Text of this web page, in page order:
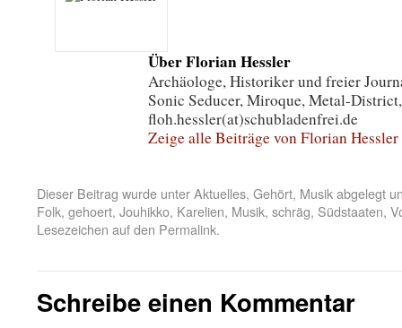
Über Florian Hessler
Archäologe, Historiker und freier
Sonic Seducer, Miroque, Metal-
floh.hessler(at)schubladenfrei.de
Zeige alle Beiträge von Florian Hessler
Dieser Beitrag wurde unterAktuelles, Gehört, Musikabgelegt
Folk, gehoert, Jouhikko, Karelien, Musik, schräg, Südstaaten,
Lesezeichen auf den Permalink.
Schreibe einen Kommentar